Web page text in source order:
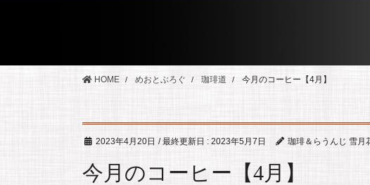
HOME めおとぶろぐ 珈琲道 今月のコーヒー【4月】
2023年4月20日 / 最終更新日 : 2023年5月7日 珈琲＆らうんじ 雪月
今月のコーヒー【4月】